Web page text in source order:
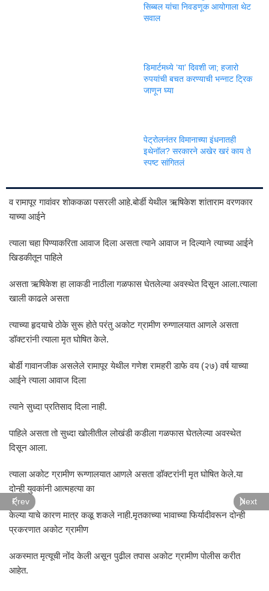
सिब्बल यांचा निवडणूक आयोगाला थेट
सवाल
डिमार्टमध्ये ‘या’ दिवशी जा; हजारो
रुपयांची बचत करण्याची भन्नाट ट्रिक
जाणून घ्या
पेट्रोलनंतर विमानाच्या इंधनातही
इथेनॉल? सरकारने अखेर खरं काय ते
स्पष्ट सांगितलं
व रामापूर गावांवर शोककळा पसरली आहे.बोर्डी येथील ऋषिकेश शांताराम वरणकार
याच्या आईने
त्याला चहा पिण्याकरिता आवाज दिला असता त्याने आवाज न दिल्याने त्याच्या आईने
खिडकीतून पाहिले
असता ऋषिकेश हा लाकडी नाठीला गळफास घेतलेल्या अवस्थेत दिसून आला.त्याला
खाली काढले असता
त्याच्या हृदयाचे ठोके सुरू होते परंतु अकोट ग्रामीण रुग्णालयात आणले असता
डॉक्टरांनी त्याला मृत घोषित केले.
बोर्डी गावानजीक असलेले रामापूर येथील गणेश रामहरी डाफे वय (२७) वर्ष याच्या
आईने त्याला आवाज दिला
त्याने सुध्दा प्रतिसाद दिला नाही.
पाहिले असता तो सुध्दा खोलीतील लोखंडी कडीला गळफास घेतलेल्या अवस्थेत
दिसून आला.
त्याला अकोट ग्रामीण रूग्णालयात आणले असता डॉक्टरांनी मृत घोषित केले.या
दोन्ही युवकांनी आत्महत्या का
केल्या याचे कारण मात्र कळू शकले नाही.मृतकाच्या भावाच्या फिर्यादीवरून दोन्ही
प्रकरणात अकोट ग्रामीण
अकस्मात मृत्यूची नोंद केली असून पुढील तपास अकोट ग्रामीण पोलीस करीत
आहेत.
Prev Next